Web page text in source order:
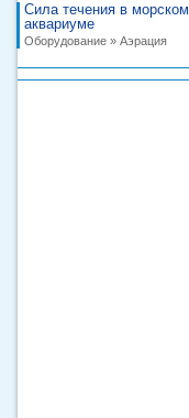
Сила течения в морском
аквариуме
Оборудование » Аэрация